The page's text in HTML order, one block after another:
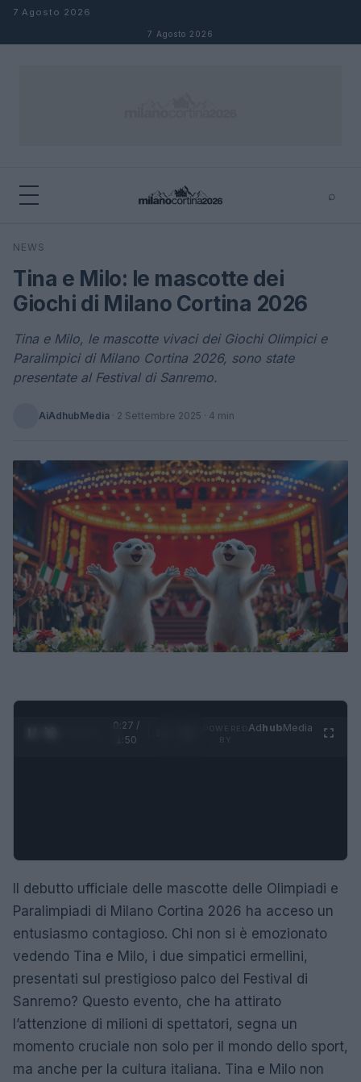
Salta al contenuto
7 Agosto 2026
7 Agosto 2026
⌕
Cerca
NEWS
Tina e Milo: le mascotte dei
Giochi di Milano Cortina 2026
Tina e Milo, le mascotte vivaci dei Giochi Olimpici e
Paralimpici di Milano Cortina 2026, sono state
presentate al Festival di Sanremo.
AiAdhubMedia · 2 Settembre 2025 · 4 min
0:28 /
1:50
AdhubMedia
Il debutto ufficiale delle mascotte delle Olimpiadi e
Paralimpiadi di Milano Cortina 2026 ha acceso un
entusiasmo contagioso. Chi non si è emozionato
vedendo Tina e Milo, i due simpatici ermellini,
presentati sul prestigioso palco del Festival di
Sanremo? Questo evento, che ha attirato
l’attenzione di milioni di spettatori, segna un
momento cruciale non solo per il mondo dello sport,
ma anche per la cultura italiana. Tina e Milo non